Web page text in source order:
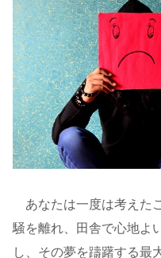
あなたは一度は考えた
騒を離れ、田舎で心地よ
し、その夢を躊躇する最